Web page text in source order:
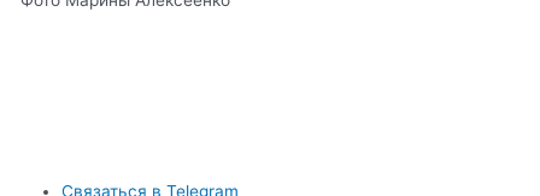
Связаться в Telegram